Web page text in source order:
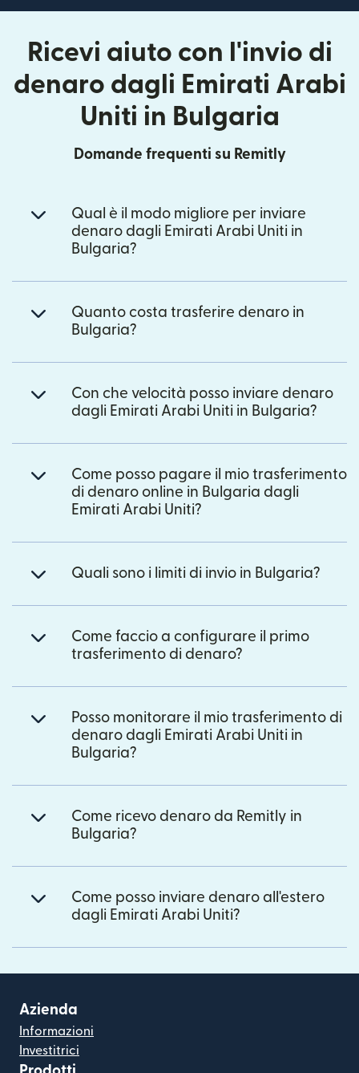
Ricevi aiuto con l'invio di
denaro dagli Emirati Arabi
Uniti in Bulgaria
Domande frequenti su Remitly
Qual è il modo migliore per inviare
denaro dagli Emirati Arabi Uniti in
Bulgaria?
Quanto costa trasferire denaro in
Bulgaria?
Con che velocità posso inviare denaro
dagli Emirati Arabi Uniti in Bulgaria?
Come posso pagare il mio trasferimento
di denaro online in Bulgaria dagli
Emirati Arabi Uniti?
Quali sono i limiti di invio in Bulgaria?
Come faccio a configurare il primo
trasferimento di denaro?
Posso monitorare il mio trasferimento di
denaro dagli Emirati Arabi Uniti in
Bulgaria?
Come ricevo denaro da Remitly in
Bulgaria?
Come posso inviare denaro all'estero
dagli Emirati Arabi Uniti?
Azienda
Informazioni
Investitrici